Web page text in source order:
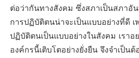
ต่อว่ากันทางสังคม ซึ่งสภาเป็นสภาอั
การปฏิบัติตนน่าจะเป็นแบบอย่างที่ดี
ปฏิบัติตนเป็นแบบอย่างในสังคม เรา
องค์กรนี้เติบโตอย่างยั่งยืน จึงจำเป็น